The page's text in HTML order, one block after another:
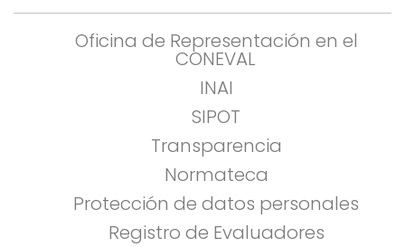
Oficina de Representación en el
CONEVAL
INAI
SIPOT
Transparencia
Normateca
Protección de datos personales
Registro de Evaluadores